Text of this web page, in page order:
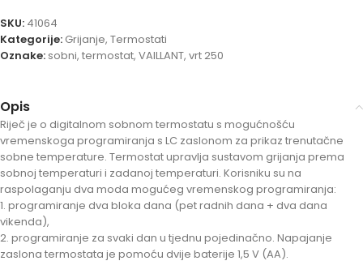
SKU: 41064
Kategorije: Grijanje, Termostati
Oznake: sobni, termostat, VAILLANT, vrt 250
Opis
Riječ je o digitalnom sobnom termostatu s mogućnošću
vremenskoga programiranja s LC zaslonom za prikaz trenutačne
sobne temperature. Termostat upravlja sustavom grijanja prema
sobnoj temperaturi i zadanoj temperaturi. Korisniku su na
raspolaganju dva moda mogućeg vremenskog programiranja:
1. programiranje dva bloka dana (pet radnih dana + dva dana
vikenda),
2. programiranje za svaki dan u tjednu pojedinačno. Napajanje
zaslona termostata je pomoću dvije baterije 1,5 V (AA).